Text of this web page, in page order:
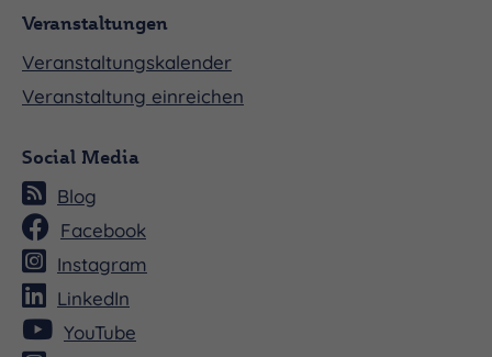
Veranstaltungen
Veranstaltungskalender
Veranstaltung einreichen
Social Media
Blog
Facebook
Instagram
LinkedIn
YouTube